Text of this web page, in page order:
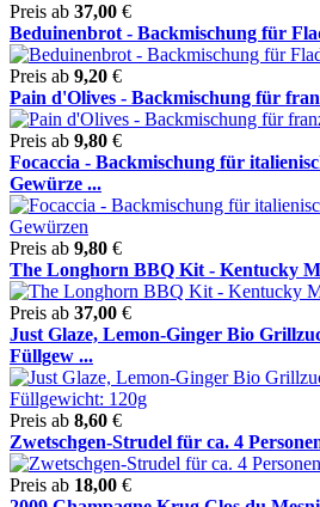
Preis ab 37,00 €
Beduinenbrot - Backmischung für
Preis ab 9,20 €
Pain d'Olives - Backmischung für
Preis ab 9,80 €
Focaccia - Backmischung für
Gewürze ...
Preis ab 9,80 €
The Longhorn BBQ Kit - Kentucky
Preis ab 37,00 €
Just Glaze, Lemon-Ginger Bio
Füllgew ...
Preis ab 8,60 €
Zwetschgen-Strudel für ca. 4
Preis ab 18,00 €